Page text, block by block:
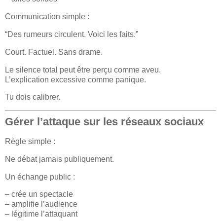
Communication simple :
“Des rumeurs circulent. Voici les faits.”
Court. Factuel. Sans drame.
Le silence total peut être perçu comme aveu.
L’explication excessive comme panique.
Tu dois calibrer.
Gérer l’attaque sur les réseaux sociaux
Règle simple :
Ne débat jamais publiquement.
Un échange public :
– crée un spectacle
– amplifie l’audience
– légitime l’attaquant